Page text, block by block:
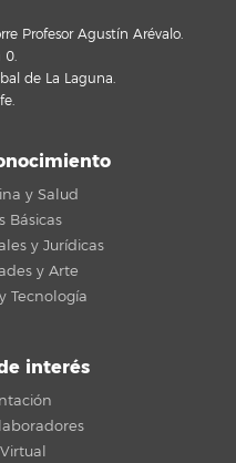
Profesor Agustín Arévalo.
0.
de La Laguna.
y Salud
Básicas
y Jurídicas
y Arte
Tecnología
interés